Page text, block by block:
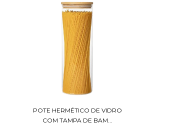
POTE HERMÉTICO DE VIDRO
COM TAMPA DE BAM...